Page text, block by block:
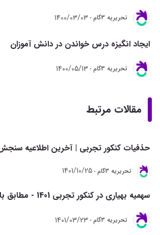
تحريريه 3گام 1400/03/03
ایجاد انگیزه درس خواندن در دانش آموزان
تحريريه 3گام 1400/05/13
مقالات مرتبط
حذفیات کنکور تجربی | آخرین اطلاعیه
تحريريه 3گام 1401/10/25
سهمیه بهیاری در کنکور تجربی 1401 - مطابق با آخرین تغییرات
تحريريه 3گام 1401/03/23